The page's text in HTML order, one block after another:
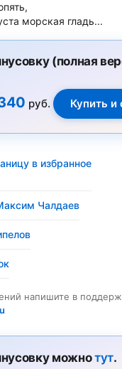
морская гладь...
(полная
руб.
в избранное
Чалдаев
напишите в
можнотут.